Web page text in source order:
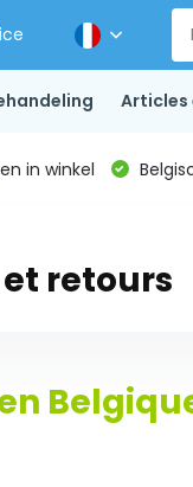
Articles
in winkel
retours